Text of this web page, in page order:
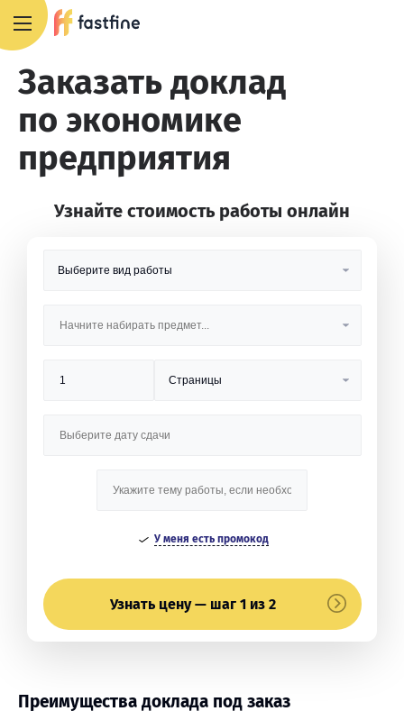
Заказать доклад
по экономике
предприятия
Узнайте стоимость работы онлайн
У меня есть промокод
Узнать цену — шаг 1 из 2
Преимущества доклада под заказ